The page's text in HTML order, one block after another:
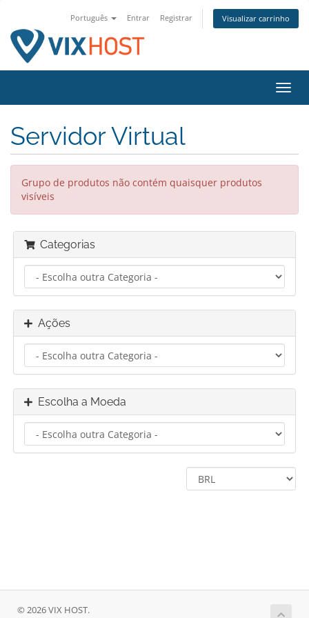
Português Entrar Registrar Visualizar carrinho
Servidor Virtual
Grupo de produtos não contém quaisquer produtos
visíveis
Categorias
Ações
Escolha a Moeda
© 2026 VIX HOST.